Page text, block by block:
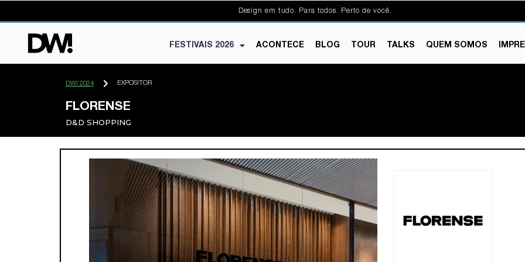
Design em tudo. Para todos. Perto de você.
FESTIVAIS 2026 ACONTECE BLOG TOUR TALKS QUEM SOMOS
DW! 2024 EXPOSITOR
FLORENSE
D&D SHOPPING